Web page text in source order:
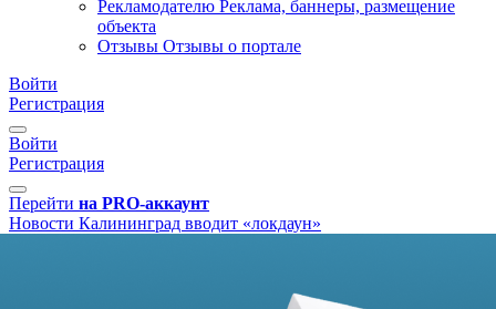
Рекламодателю Реклама, баннеры, размещение
объекта
Отзывы Отзывы о портале
Войти
Регистрация
Войти
Регистрация
Перейти на PRO-аккаунт
Новости Калининград вводит «локдаун»